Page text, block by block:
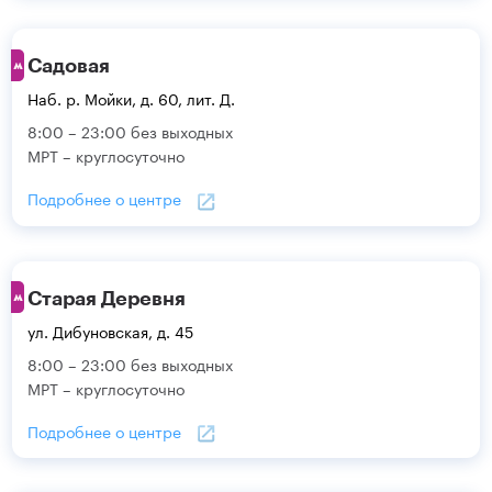
Садовая
Наб. р. Мойки, д. 60, лит. Д.
8:00 – 23:00 без выходных
МРТ – круглосуточно
Подробнее о центре
Старая Деревня
ул. Дибуновская, д. 45
8:00 – 23:00 без выходных
МРТ – круглосуточно
Подробнее о центре